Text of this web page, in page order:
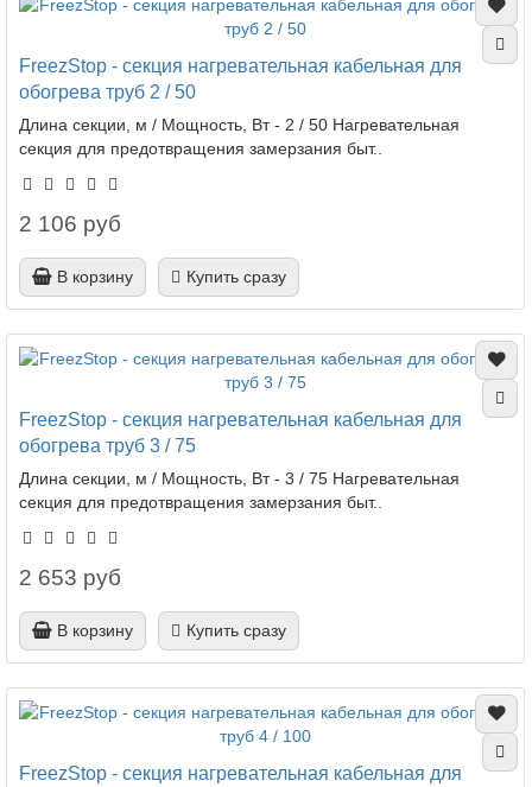
FreezStop - секция нагревательная кабельная для
обогрева труб 2 / 50
Длина секции, м / Мощность, Вт - 2 / 50 Нагревательная
секция для предотвращения замерзания быт..
2 106 руб
В корзину Купить сразу
FreezStop - секция нагревательная кабельная для
обогрева труб 3 / 75
Длина секции, м / Мощность, Вт - 3 / 75 Нагревательная
секция для предотвращения замерзания быт..
2 653 руб
В корзину Купить сразу
FreezStop - секция нагревательная кабельная для